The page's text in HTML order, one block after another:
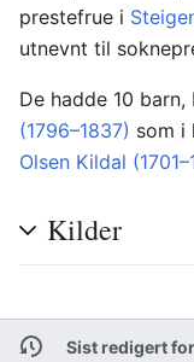
prestefrue i
utnevnt til
De hadde 10 barn,
(1796–1837) som i
Olsen Kildal
Kilder
Sist redigert